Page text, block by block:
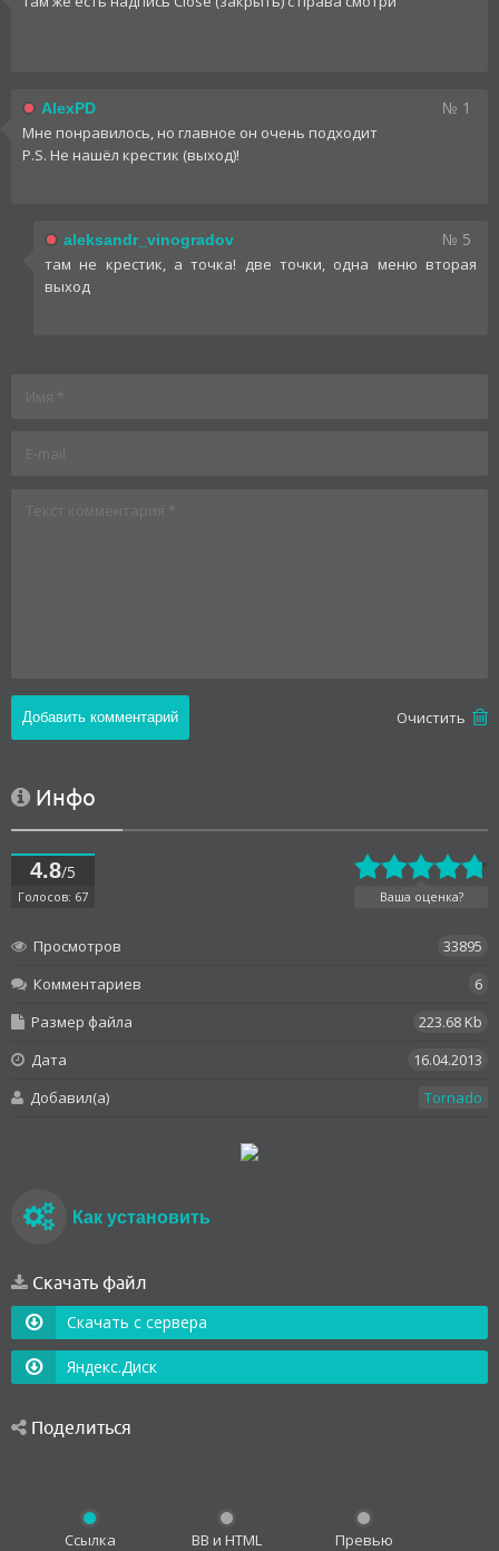
AlexPD № 1
Мне понравилось, но главное он очень подходит
P.S. Не нашёл крестик (выход)!
aleksandr_vinogradov № 5
там не крестик, а точка! две точки, одна меню вторая
выход
Oчистить
Инфо
4.8/5
Голосов: 67 Ваша оценка?
Просмотров
33895
Комментариев
6
Размер файла
223.68 Kb
Дата
16.04.2013
Добавил(а)
Tornado
Как установить
Скачать файл
Скачать с сервера
Яндекс.Диск
Поделиться
Ссылка BB и HTML Превью